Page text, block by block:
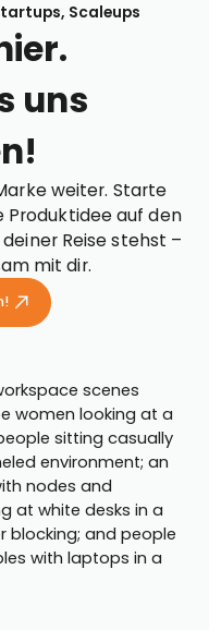
Scaleups
uns
weiter. Starte
Produktidee auf den
Reise stehst –
mit dir.